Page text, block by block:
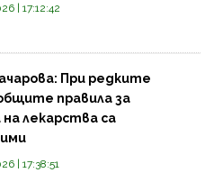
| 17:12:42
При редките
правила за
лекарства са
| 17:38:51